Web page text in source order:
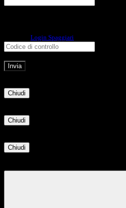
Login Spaggiari
Chiudi
Chiudi
Chiudi